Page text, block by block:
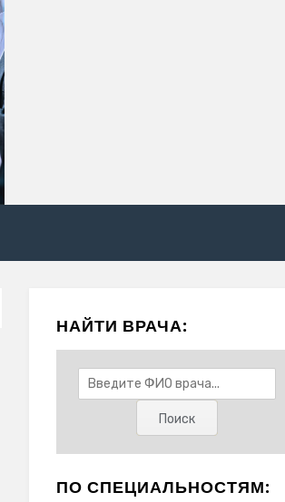
НАЙТИ ВРАЧА:
ПО СПЕЦИАЛЬНОСТЯМ: